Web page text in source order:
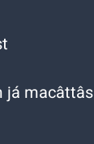
já macâttâs